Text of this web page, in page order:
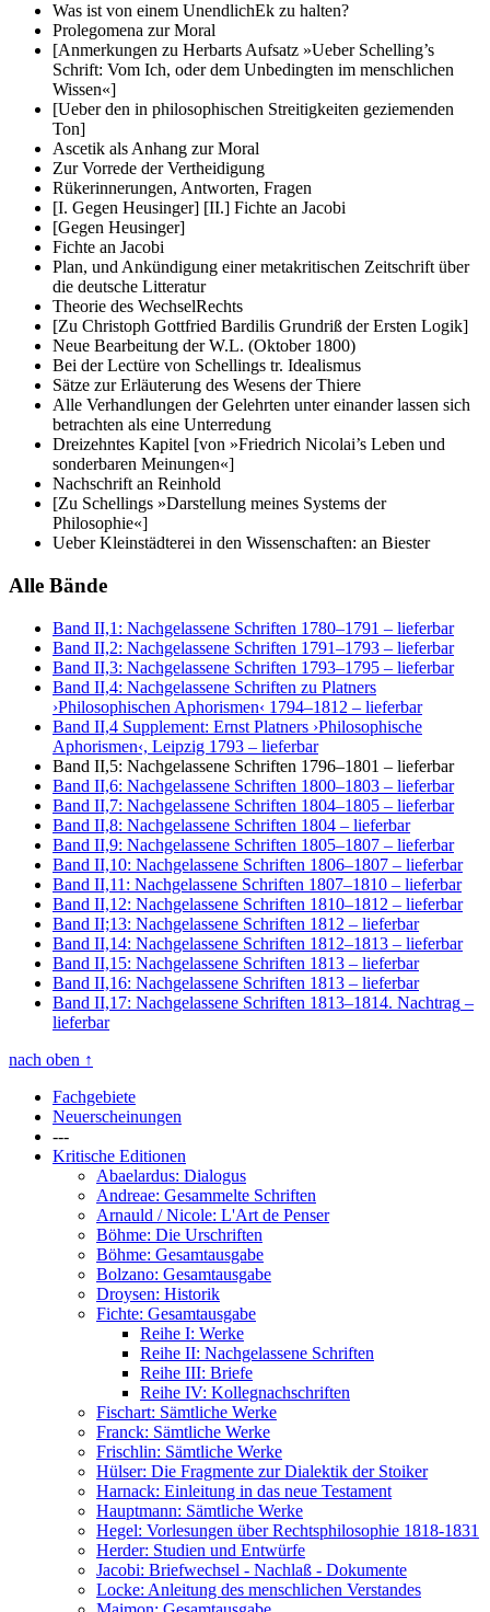
Was ist von einem UnendlichEk zu halten?
Prolegomena zur Moral
[Anmerkungen zu Herbarts Aufsatz »Ueber Schelling’s
Schrift: Vom Ich, oder dem Unbedingten im menschlichen
Wissen«]
[Ueber den in philosophischen Streitigkeiten geziemenden
Ton]
Ascetik als Anhang zur Moral
Zur Vorrede der Vertheidigung
Rükerinnerungen, Antworten, Fragen
[I. Gegen Heusinger] [II.] Fichte an Jacobi
[Gegen Heusinger]
Fichte an Jacobi
Plan, und Ankündigung einer metakritischen Zeitschrift über
die deutsche Litteratur
Theorie des WechselRechts
[Zu Christoph Gottfried Bardilis Grundriß der Ersten Logik]
Neue Bearbeitung der W.L. (Oktober 1800)
Bei der Lectüre von Schellings tr. Idealismus
Sätze zur Erläuterung des Wesens der Thiere
Alle Verhandlungen der Gelehrten unter einander lassen sich
betrachten als eine Unterredung
Dreizehntes Kapitel [von »Friedrich Nicolai’s Leben und
sonderbaren Meinungen«]
Nachschrift an Reinhold
[Zu Schellings »Darstellung meines Systems der
Philosophie«]
Ueber Kleinstädterei in den Wissenschaften: an Biester
Alle Bände
Band II,1: Nachgelassene Schriften 1780–1791 – lieferbar
Band II,2: Nachgelassene Schriften 1791–1793 – lieferbar
Band II,3: Nachgelassene Schriften 1793–1795 – lieferbar
Band II,4: Nachgelassene Schriften zu Platners
›Philosophischen Aphorismen‹ 1794–1812 – lieferbar
Band II,4 Supplement: Ernst Platners ›Philosophische
Aphorismen‹, Leipzig 1793 – lieferbar
Band II,5: Nachgelassene Schriften 1796–1801 – lieferbar
Band II,6: Nachgelassene Schriften 1800–1803 – lieferbar
Band II,7: Nachgelassene Schriften 1804–1805 – lieferbar
Band II,8: Nachgelassene Schriften 1804 – lieferbar
Band II,9: Nachgelassene Schriften 1805–1807 – lieferbar
Band II,10: Nachgelassene Schriften 1806–1807 – lieferbar
Band II,11: Nachgelassene Schriften 1807–1810 – lieferbar
Band II,12: Nachgelassene Schriften 1810–1812 – lieferbar
Band II;13: Nachgelassene Schriften 1812 – lieferbar
Band II,14: Nachgelassene Schriften 1812–1813 – lieferbar
Band II,15: Nachgelassene Schriften 1813 – lieferbar
Band II,16: Nachgelassene Schriften 1813 – lieferbar
Band II,17: Nachgelassene Schriften 1813–1814. Nachtrag –
lieferbar
nach oben ↑
Fachgebiete
Neuerscheinungen
---
Kritische Editionen
Abaelardus: Dialogus
Andreae: Gesammelte Schriften
Arnauld / Nicole: L'Art de Penser
Böhme: Die Urschriften
Böhme: Gesamtausgabe
Bolzano: Gesamtausgabe
Droysen: Historik
Fichte: Gesamtausgabe
Reihe I: Werke
Reihe II: Nachgelassene Schriften
Reihe III: Briefe
Reihe IV: Kollegnachschriften
Fischart: Sämtliche Werke
Franck: Sämtliche Werke
Frischlin: Sämtliche Werke
Hülser: Die Fragmente zur Dialektik der Stoiker
Harnack: Einleitung in das neue Testament
Hauptmann: Sämtliche Werke
Hegel: Vorlesungen über Rechtsphilosophie 1818-1831
Herder: Studien und Entwürfe
Jacobi: Briefwechsel - Nachlaß - Dokumente
Locke: Anleitung des menschlichen Verstandes